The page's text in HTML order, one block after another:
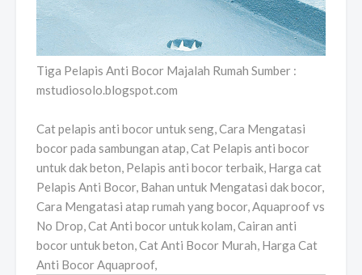
Tiga Pelapis Anti Bocor Majalah Rumah Sumber :
mstudiosolo.blogspot.com
Cat pelapis anti bocor untuk seng, Cara Mengatasi
bocor pada sambungan atap, Cat Pelapis anti bocor
untuk dak beton, Pelapis anti bocor terbaik, Harga cat
Pelapis Anti Bocor, Bahan untuk Mengatasi dak bocor,
Cara Mengatasi atap rumah yang bocor, Aquaproof vs
No Drop, Cat Anti bocor untuk kolam, Cairan anti
bocor untuk beton, Cat Anti Bocor Murah, Harga Cat
Anti Bocor Aquaproof,